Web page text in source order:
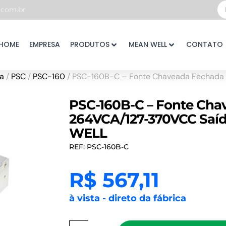
...
EMPRESA PRODUTOS MEAN WELL CONTATO
/ PSC / PSC-160 / PSC-160B-C – Fonte Chaveada
PSC-160B-C – Fonte
264VCA/127-370VCC
WELL
REF: PSC-160B-C
R$ 567,11
à vista - direto da fábrica